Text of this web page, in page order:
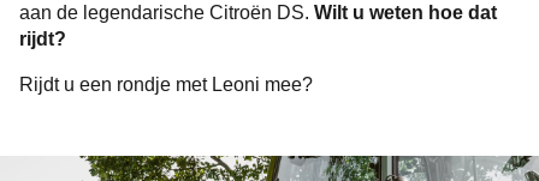
aan de legendarische Citroën DS. Wilt u weten hoe dat
rijdt?
Rijdt u een rondje met Leoni mee?